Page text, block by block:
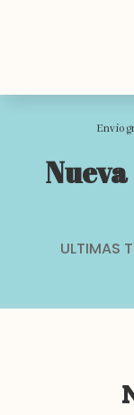
Envio
ULTIMAS